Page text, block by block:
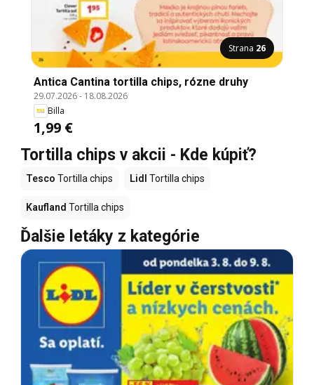
Strana 26
Antica Cantina tortilla chips, rózne druhy
29.07.2026- 18.08.2026
Billa
1,99 €
Tortilla chips v akcii - Kde kúpiť?
Tesco Tortilla chips Lidl Tortilla chips
Kaufland Tortilla chips
Ďalšie letáky z kategórie